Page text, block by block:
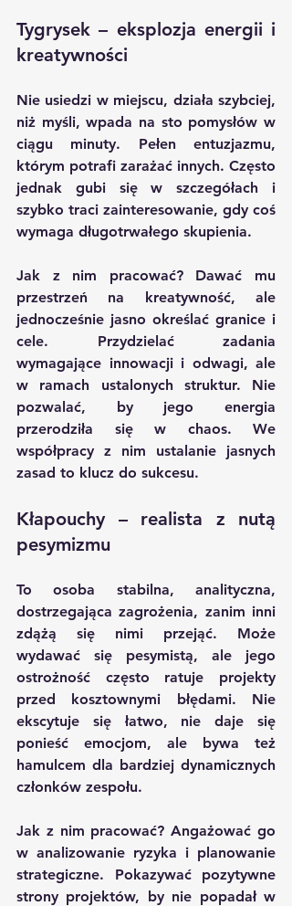
Tygrysek – eksplozja energii i
kreatywności
Nie usiedzi w miejscu, działa szybciej,
niż myśli, wpada na sto pomysłów w
ciągu minuty. Pełen entuzjazmu,
którym potrafi zarażać innych. Często
jednak gubi się w szczegółach i
szybko traci zainteresowanie, gdy coś
wymaga długotrwałego skupienia.
Jak z nim pracować? Dawać mu
przestrzeń na kreatywność, ale
jednocześnie jasno określać granice i
cele. Przydzielać zadania
wymagające innowacji i odwagi, ale
w ramach ustalonych struktur. Nie
pozwalać, by jego energia
przerodziła się w chaos. We
współpracy z nim ustalanie jasnych
zasad to klucz do sukcesu.
Kłapouchy – realista z nutą
pesymizmu
To osoba stabilna, analityczna,
dostrzegająca zagrożenia, zanim inni
zdążą się nimi przejąć. Może
wydawać się pesymistą, ale jego
ostrożność często ratuje projekty
przed kosztownymi błędami. Nie
ekscytuje się łatwo, nie daje się
ponieść emocjom, ale bywa też
hamulcem dla bardziej dynamicznych
członków zespołu.
Jak z nim pracować? Angażować go
w analizowanie ryzyka i planowanie
strategiczne. Pokazywać pozytywne
strony projektów, by nie popadał w